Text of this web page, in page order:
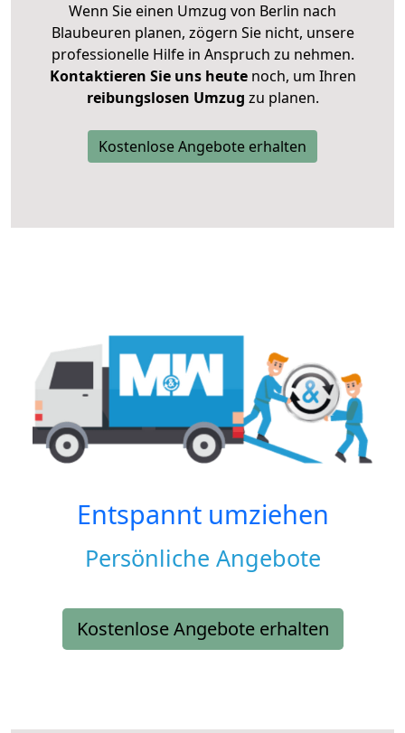
Wenn Sie einen Umzug von Berlin nach
Blaubeuren planen, zögern Sie nicht, unsere
professionelle Hilfe in Anspruch zu nehmen.
Kontaktieren Sie uns heutenoch, um Ihren
reibungslosen Umzug zu planen.
Kostenlose Angebote erhalten
Entspannt umziehen
Persönliche Angebote
Kostenlose Angebote erhalten